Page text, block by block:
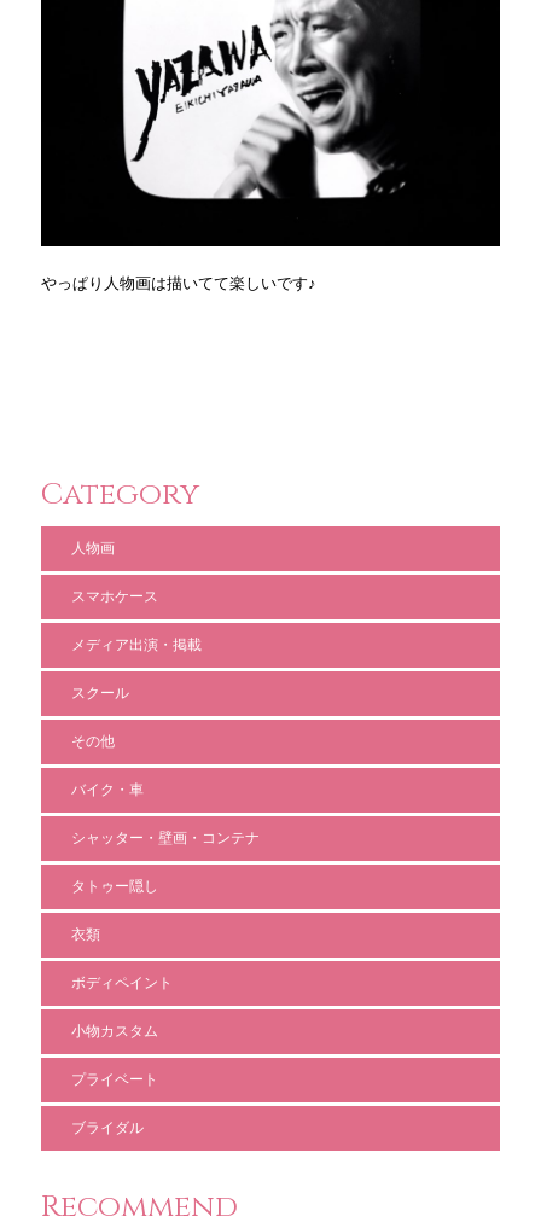
やっぱり人物画は描いてて楽しいです♪
Category
人物画
スマホケース
メディア出演・掲載
スクール
その他
バイク・車
シャッター・壁画・コンテナ
タトゥー隠し
衣類
ボディペイント
小物カスタム
プライベート
ブライダル
Recommend